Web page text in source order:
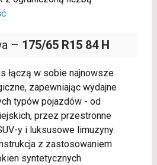
– 175/65 R15 84 H
łączą w sobie najnowsze
zapewniając wydajne
typów pojazdów - od
przez przestronne
y i luksusowe limuzyny.
z zastosowaniem
syntetycznych